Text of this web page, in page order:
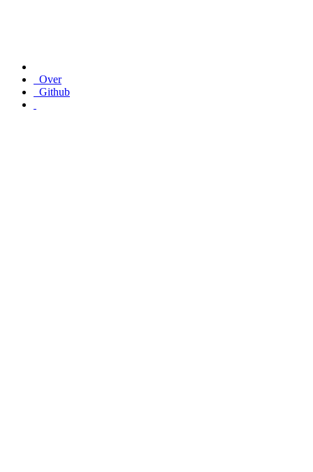
Over
Github